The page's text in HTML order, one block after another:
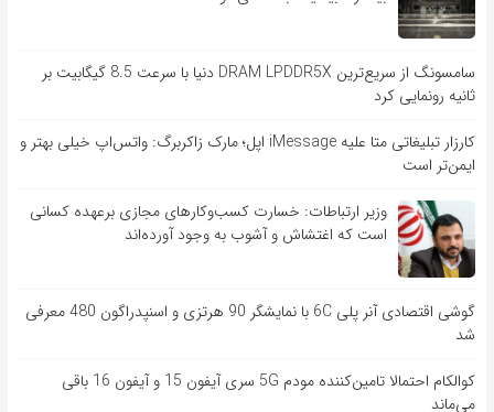
سامسونگ از سریع‌ترین DRAM LPDDR5X دنیا با سرعت 8.5 گیگابیت بر
ثانیه رونمایی کرد
کارزار تبلیغاتی متا علیه iMessage اپل؛ مارک زاکربرگ: واتس‌اپ خیلی بهتر و
ایمن‌تر است
وزیر ارتباطات: خسارت کسب‌وکارهای مجازی برعهده کسانی
است که اغتشاش و آشوب به وجود آورده‌اند
گوشی اقتصادی آنر پلی 6C با نمایشگر 90 هرتزی و اسنپدراگون 480 معرفی
شد
کوالکام احتمالا تامین‌کننده مودم 5G سری آیفون 15 و آیفون 16 باقی
می‌ماند